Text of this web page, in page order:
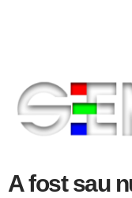
A fost sau